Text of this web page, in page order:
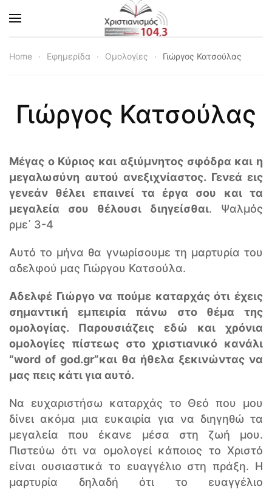
Skip to main content
Home Εφημερίδα Ομολογίες Γιώργος Κατσούλας
Γιώργος Κατσούλας
Μέγας ο Κύριος και αξιύμνητος σφόδρα και η
μεγαλωσύνη αυτού ανεξιχνίαστος. Γενεά εις
γενεάν θέλει επαινεί τα έργα σου και τα
μεγαλεία σου θέλουσι διηγείσθαι. Ψαλμός
ρμε΄ 3-4
Αυτό το μήνα θα γνωρίσουμε τη μαρτυρία του
αδελφού μας Γιώργου Κατσούλα.
Αδελφέ Γιώργο να πούμε καταρχάς ότι έχεις
σημαντική εμπειρία πάνω στο θέμα της
ομολογίας. Παρουσιάζεις εδώ και χρόνια
ομολογίες πίστεως στο χριστιανικό κανάλι
“word of god.gr”και θα ήθελα ξεκινώντας να
μας πεις κάτι για αυτό.
Να ευχαριστήσω καταρχάς το Θεό που μου
δίνει ακόμα μια ευκαιρία για να διηγηθώ τα
μεγαλεία που έκανε μέσα στη ζωή μου.
Πιστεύω ότι να ομολογεί κάποιος το Χριστό
είναι ουσιαστικά το ευαγγέλιο στη πράξη. Η
μαρτυρία δηλαδή ότι το ευαγγέλιο